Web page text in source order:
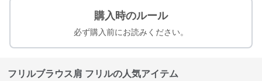
購入時のルール
必ず購入前にお読みください。
フリルブラウス肩 フリルの人気アイテム